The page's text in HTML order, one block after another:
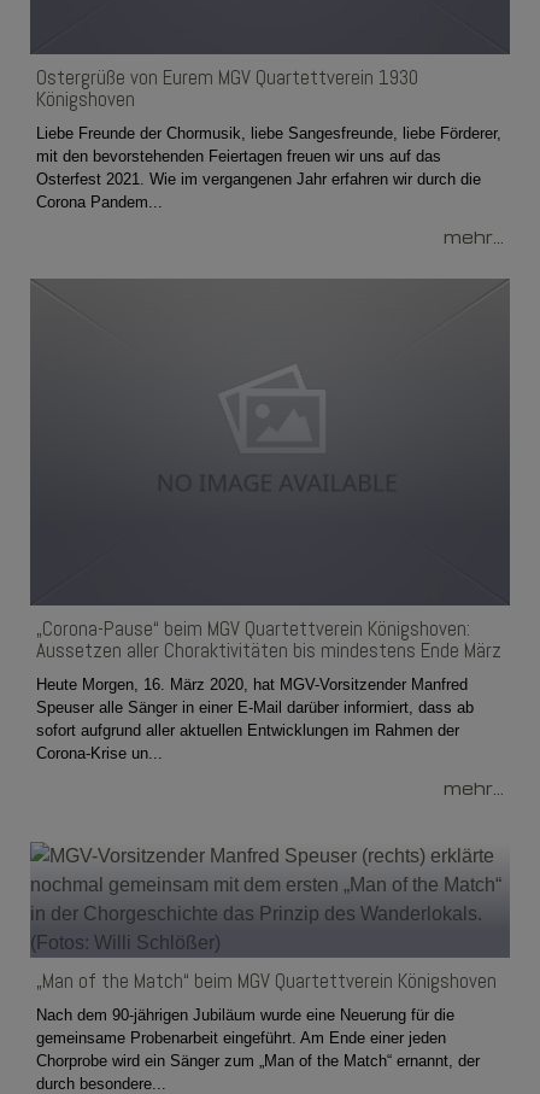
Ostergrüße von Eurem MGV Quartettverein 1930
Königshoven
Liebe Freunde der Chormusik, liebe Sangesfreunde, liebe Förderer,
mit den bevorstehenden Feiertagen freuen wir uns auf das
Osterfest 2021. Wie im vergangenen Jahr erfahren wir durch die
Corona Pandem...
mehr...
„Corona-Pause“ beim MGV Quartettverein Königshoven:
Aussetzen aller Choraktivitäten bis mindestens Ende März
Heute Morgen, 16. März 2020, hat MGV-Vorsitzender Manfred
Speuser alle Sänger in einer E-Mail darüber informiert, dass ab
sofort aufgrund aller aktuellen Entwicklungen im Rahmen der
Corona-Krise un...
mehr...
„Man of the Match“ beim MGV Quartettverein Königshoven
Nach dem 90-jährigen Jubiläum wurde eine Neuerung für die
gemeinsame Probenarbeit eingeführt. Am Ende einer jeden
Chorprobe wird ein Sänger zum „Man of the Match“ ernannt, der
durch besondere...